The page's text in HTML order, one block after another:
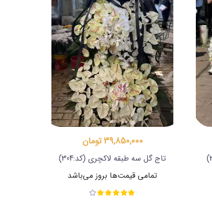
39,850,000 تومان
تاج گل سه طبقه لاکچری (کد:304)
تمامی قیمت‌ها بروز می‌باشد